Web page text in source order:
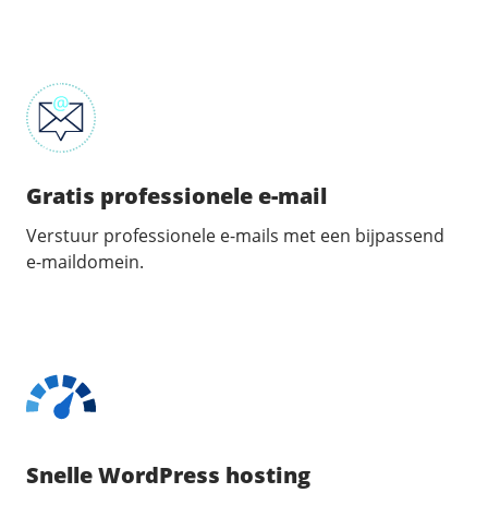
Gratis professionele e-mail
Verstuur professionele e-mails met een bijpassend
e-maildomein.
Snelle WordPress hosting